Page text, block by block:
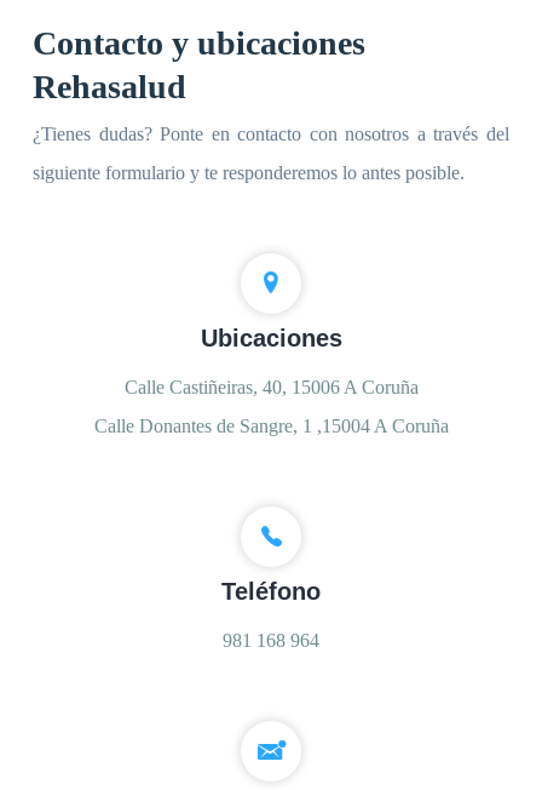
Contacto y ubicaciones
Rehasalud
¿Tienes dudas? Ponte en contacto con nosotros a través del
siguiente formulario y te responderemos lo antes posible.
Ubicaciones
Calle Castiñeiras, 40, 15006 A Coruña
Calle Donantes de Sangre, 1 ,15004 A Coruña
Teléfono
981 168 964